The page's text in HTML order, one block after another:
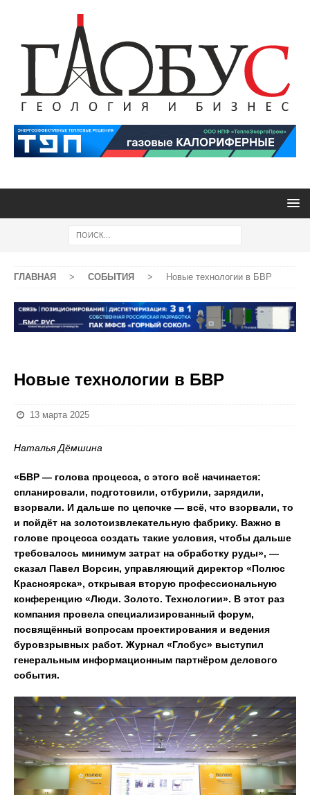
ГЛАВНАЯ > СОБЫТИЯ > Новые технологии в БВР
Новые технологии в БВР
13 марта 2025
Наталья Дёмшина
«БВР — голова процесса, с этого всё начинается:
спланировали, подготовили, отбурили, зарядили,
взорвали. И дальше по цепочке — всё, что взорвали, то
и пойдёт на золотоизвлекательную фабрику. Важно в
голове процесса создать такие условия, чтобы дальше
требовалось минимум затрат на обработку руды», —
сказал Павел Ворсин, управляющий директор «Полюс
Красноярска», открывая вторую профессиональную
конференцию «Люди. Золото. Технологии». В этот раз
компания провела специализированный форум,
посвящённый вопросам проектирования и ведения
буровзрывных работ. Журнал «Глобус» выступил
генеральным информационным партнёром делового
события.